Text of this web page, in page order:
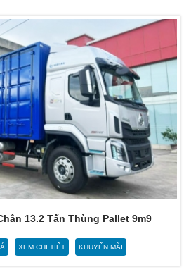
13.2 Tấn Thùng Pallet 9m9
XEM CHI TIẾT KHUYẾN MÃI